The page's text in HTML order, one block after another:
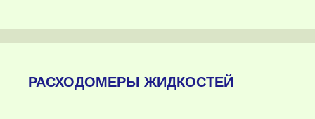
РАСХОДОМЕРЫ ЖИДКОСТЕЙ